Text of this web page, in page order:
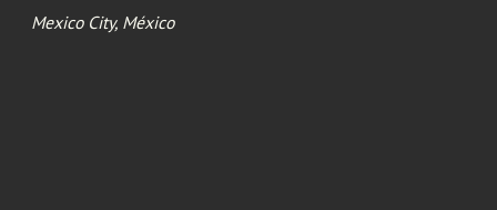
Mexico City, México